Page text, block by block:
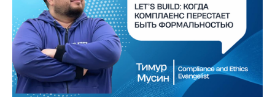
звучит одна и та же мысль: исламские финансы
в